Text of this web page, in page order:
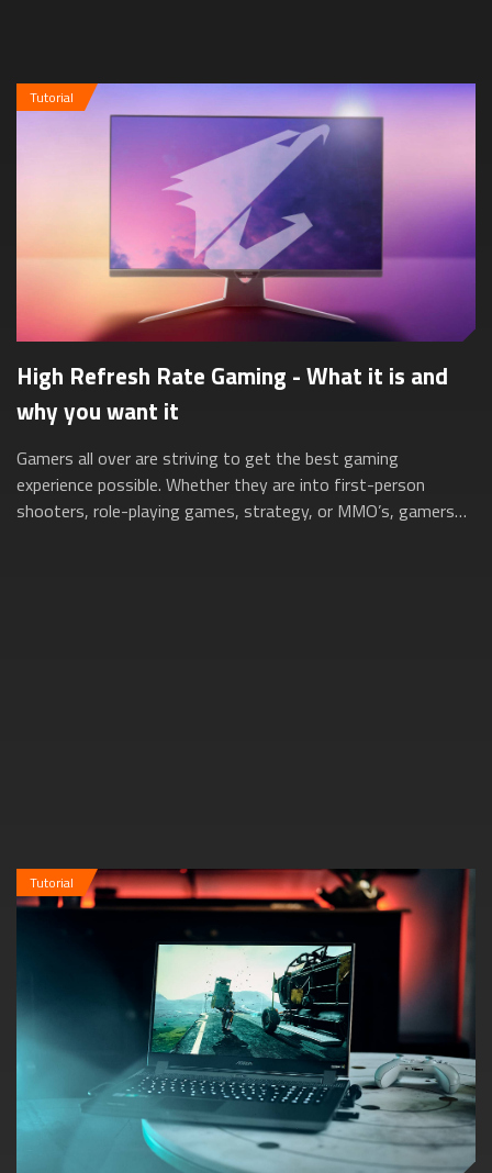
Tutorial
High Refresh Rate Gaming - What it is and
why you want it
Gamers all over are striving to get the best gaming
experience possible. Whether they are into first-person
shooters, role-playing games, strategy, or MMO’s, gamers
Tutorial